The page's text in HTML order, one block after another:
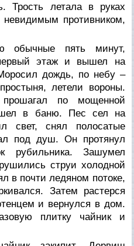
Трость летала в руках
противником,
обычные пять минут,
этаж и вышел на
дождь, по небу –
летели вороны.
по мощенной
в баню. Пес сел на
свет, снял полосатые
под душ. Он протянул
рубильника. Зашумел
струи холодной
в почти ледяном потоке,
Затем растерся
и вернулся в дом.
плитку чайник и